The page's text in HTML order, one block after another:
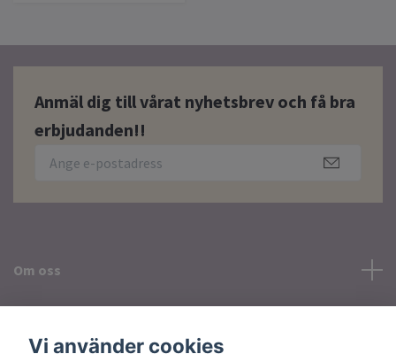
Anmäl dig till vårat nyhetsbrev och få bra
erbjudanden!!
Om oss
Vi använder cookies